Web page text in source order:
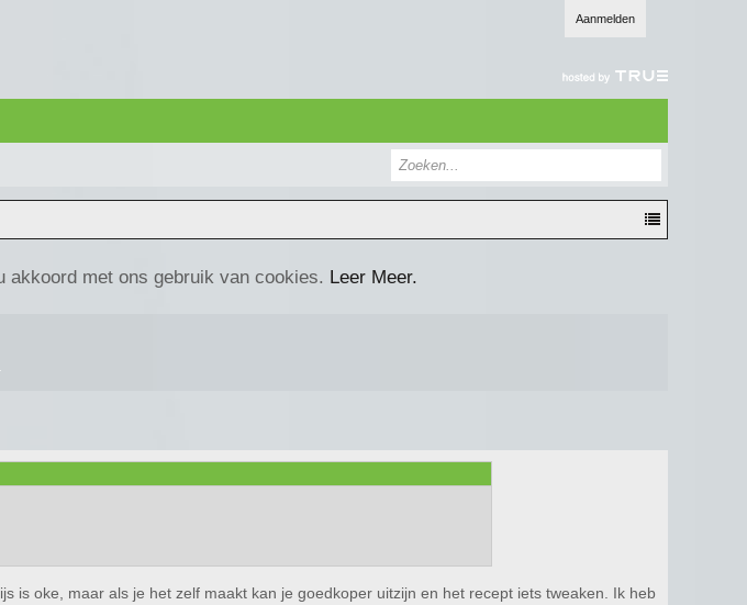
Aanmelden
met ons gebruik van cookies. Leer Meer.
is oke, maar als je het zelf maakt kan je goedkoper uitzijn en het recept iets tweaken. Ik heb